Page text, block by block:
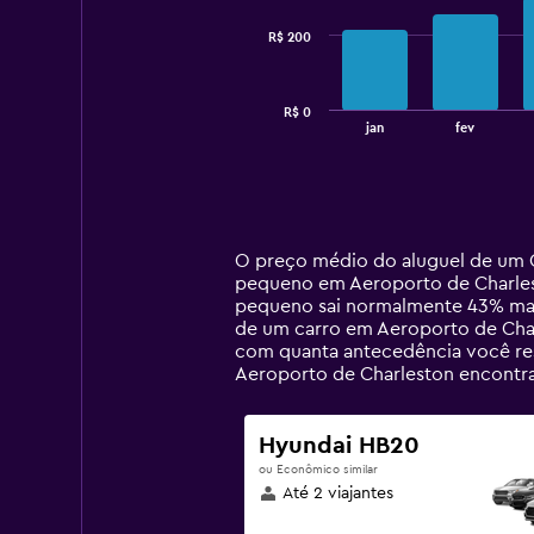
14
categories.
The
chart
has
1
axis
displaying
values.
Range:
0
jan fev
R$ 0
R$ 200
O preço médio do aluguel de um
pequeno em Aeroporto de
pequeno sai normalmente 43%
de um carro em Aeroporto de
com quanta antecedência você
Aeroporto de Charleston
Hyundai HB20
ou Econômico similar
Até 2 viajantes